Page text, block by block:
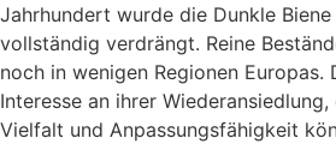
Jahrhundert wurde die Dunkle
vollständig verdrängt. Reine
noch in wenigen Regionen Europas.
Interesse an ihrer
Vielfalt und Anpassungsfähigkeit